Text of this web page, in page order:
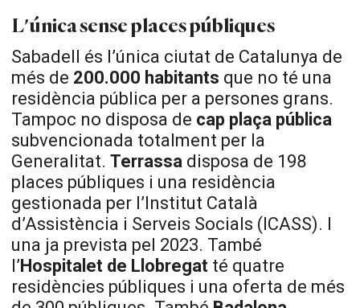
L'única sense places públiques
Sabadell és l’única ciutat de Catalunya de
més de 200.000 habitants que no té una
residència pública per a persones grans.
Tampoc no disposa de cap plaça pública
subvencionada totalment per la
Generalitat.Terrassa disposa de 198
places públiques i una residència
gestionada per l’Institut Català
d’Assistència i Serveis Socials (ICASS). I
una ja prevista pel 2023. També
l’Hospitalet de Llobregat té quatre
residències públiques i una oferta de més